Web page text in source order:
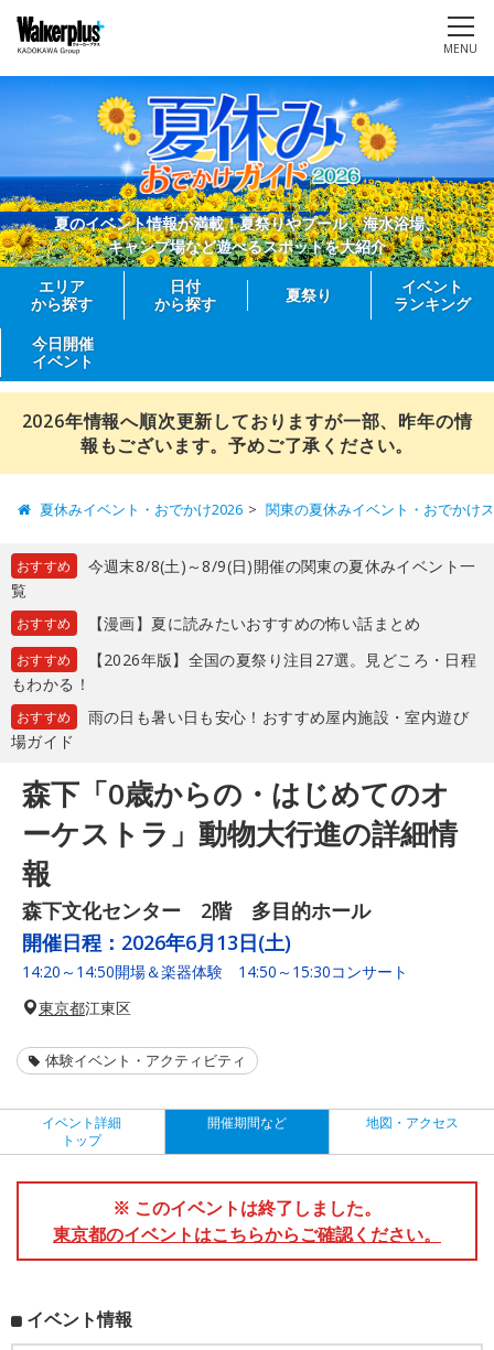
MENU
夏のイベント情報が満載！夏祭りやプール、海水浴場、
キャンプ場など遊べるスポットを大紹介
エリア
から探す
日付
から探す
夏祭り
イベント
ランキング
今日開催
イベント
2026年情報へ順次更新しておりますが一部、昨年の情
報もございます。予めご了承ください。
夏休みイベント・おでかけ2026 関東の夏休みイベント・おでかけ
おすすめ
今週末8/8(土)～8/9(日)開催の関東の夏休みイベント一
覧
おすすめ 【漫画】夏に読みたいおすすめの怖い話まとめ
おすすめ
【2026年版】全国の夏祭り注目27選。見どころ・日程
もわかる！
おすすめ
雨の日も暑い日も安心！おすすめ屋内施設・室内遊び
場ガイド
森下「0歳からの・はじめてのオ
ーケストラ」動物大行進の詳細情
報
森下文化センター 2階 多目的ホール
開催日程： 2026年6月13日(土)
14:20～14:50開場＆楽器体験 14:50～15:30コンサート
東京都江東区
体験イベント・アクティビティ
イベント詳細
トップ
開催期間など 地図・アクセス
※ このイベントは終了しました。
東京都のイベントはこちらからご確認ください。
イベント情報